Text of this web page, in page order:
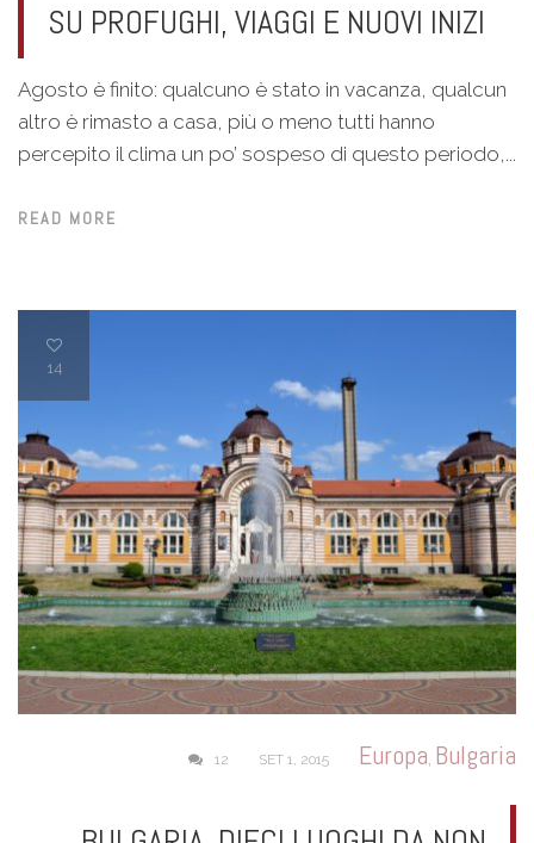
SU PROFUGHI, VIAGGI E NUOVI INIZI
Agosto è finito: qualcuno è stato in vacanza, qualcun
altro è rimasto a casa, più o meno tutti hanno
percepito il clima un po’ sospeso di questo periodo,...
READ MORE
14
Europa, Bulgaria
SET 1, 2015
12